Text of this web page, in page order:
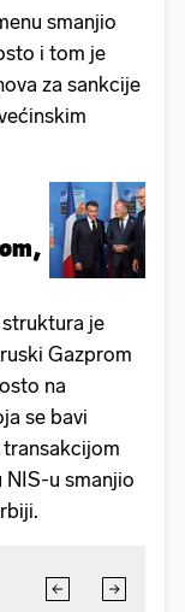
smanjio
i tom je
za sankcije
je
Gazprom
na
se bavi
u smanjio